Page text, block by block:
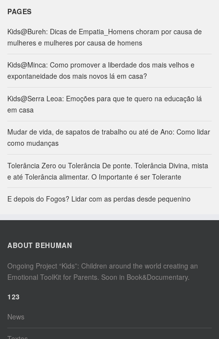
PAGES
Kids@Bureh: Dicas de Empatia_Homens choram por causa de
mulheres e mulheres por causa de homens
Kids@Minca: Como promover a liberdade dos mais velhos e
expontaneidade dos mais novos lá em casa?
Kids@Serra Leoa: Emoções para que te quero na educação lá
em casa
Mudar de vida, de sapatos de trabalho ou até de Ano: Como lidar
como mudanças
Tolerância Zero ou Tolerância De ponte. Tolerância Divina, mista
e até Tolerância alimentar. O Importante é ser Tolerante
E depois do Fogos? Lidar com as perdas desde pequenino
ABOUT BEHUMAN
Ongoing Project “Kids”: Children around the world creating an
Emotional ToolKit for Parents. Soon in Book&Documentary.
123
News